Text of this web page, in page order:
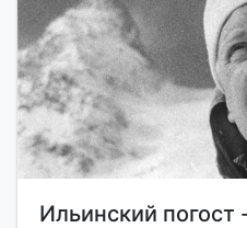
Ильинский погост